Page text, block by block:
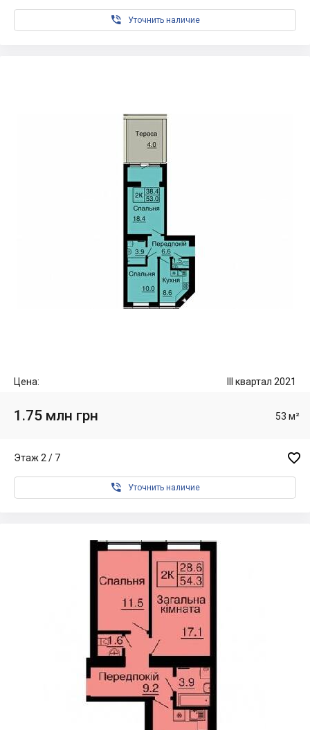
 Уточнить наличие
Цена: III квартал 2021
1.75 млн грн 53 м²
Этаж 2 / 7 
 Уточнить наличие